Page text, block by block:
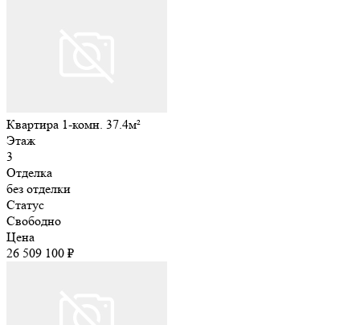
Квартира 1-комн. 37.4м²
Этаж
3
Отделка
без отделки
Статус
Свободно
Цена
26 509 100 ₽